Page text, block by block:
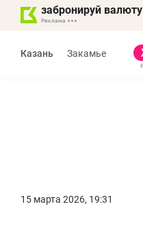
забронируй валюту
Казань Закамье
15 марта 2026, 19:31